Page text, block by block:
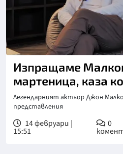
Изпращаме
мартеница, каза
Легендарният актьор Джон
представления
14 февруари |
15:51
0